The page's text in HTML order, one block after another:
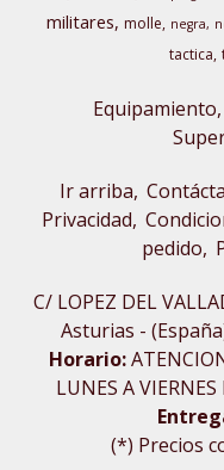
militares molle negra
tactica
Equipamiento
Ir arriba
Privacidad
pedido
C/ LOPEZ DEL
Asturias -
Horario:
LUNES A
(*) Precios